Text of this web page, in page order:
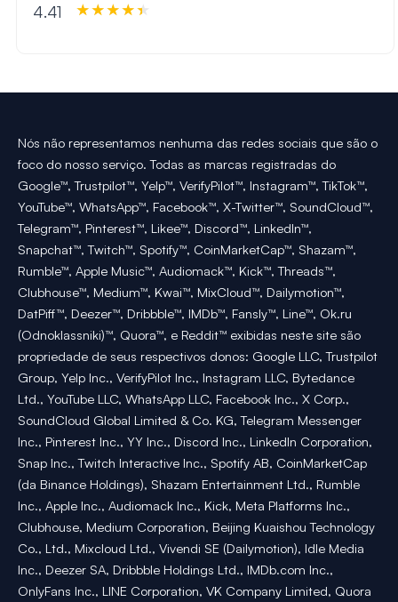
4.41
Nós não representamos nenhuma das redes sociais que são o
foco do nosso serviço. Todas as marcas registradas do
Google™, Trustpilot™, Yelp™, VerifyPilot™, Instagram™, TikTok™,
YouTube™, WhatsApp™, Facebook™, X-Twitter™, SoundCloud™,
Telegram™, Pinterest™, Likee™, Discord™, LinkedIn™,
Snapchat™, Twitch™, Spotify™, CoinMarketCap™, Shazam™,
Rumble™, Apple Music™, Audiomack™, Kick™, Threads™,
Clubhouse™, Medium™, Kwai™, MixCloud™, Dailymotion™,
DatPiff™, Deezer™, Dribbble™, IMDb™, Fansly™, Line™, Ok.ru
(Odnoklassniki)™, Quora™, e Reddit™ exibidas neste site são
propriedade de seus respectivos donos: Google LLC, Trustpilot
Group, Yelp Inc., VerifyPilot Inc., Instagram LLC, Bytedance
Ltd., YouTube LLC, WhatsApp LLC, Facebook Inc., X Corp.,
SoundCloud Global Limited & Co. KG, Telegram Messenger
Inc., Pinterest Inc., YY Inc., Discord Inc., LinkedIn Corporation,
Snap Inc., Twitch Interactive Inc., Spotify AB, CoinMarketCap
(da Binance Holdings), Shazam Entertainment Ltd., Rumble
Inc., Apple Inc., Audiomack Inc., Kick, Meta Platforms Inc.,
Clubhouse, Medium Corporation, Beijing Kuaishou Technology
Co., Ltd., Mixcloud Ltd., Vivendi SE (Dailymotion), Idle Media
Inc., Deezer SA, Dribbble Holdings Ltd., IMDb.com Inc.,
OnlyFans Inc., LINE Corporation, VK Company Limited, Quora